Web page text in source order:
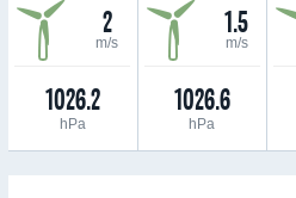
2
m/s
1026.2
hPa
1.5
m/s
1026.6
hPa